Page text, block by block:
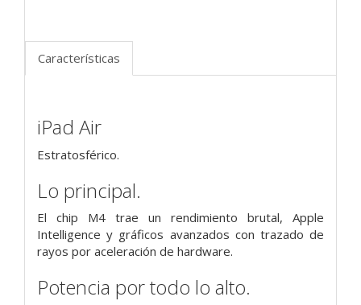
Características
iPad Air
Estratosférico.
Lo principal.
El chip M4 trae un rendimiento brutal, Apple
Intelligence y gráficos avanzados con trazado de
rayos por aceleración de hardware.
Potencia por todo lo alto.